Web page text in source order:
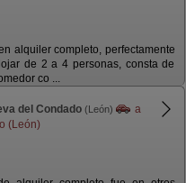
alquiler completo, perfectamente
de 2 a 4 personas, consta de
co ...
del Condado (León)
a
(León)